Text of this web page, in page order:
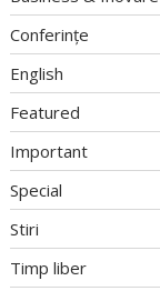
Conferințe
English
Featured
Important
Special
Stiri
Timp liber